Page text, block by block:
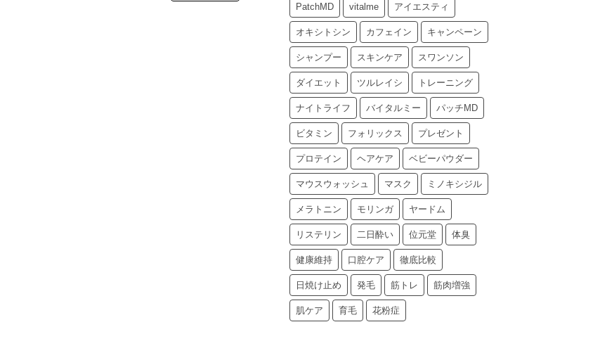
PatchMD vitalme アイエスティ
オキシトシン カフェイン キャンペーン
シャンプー スキンケア スワンソン
ダイエット ツルレイシ トレーニング
ナイトライフ バイタルミー パッチMD
ビタミン フォリックス プレゼント
プロテイン ヘアケア ベビーパウダー
マウスウォッシュ マスク ミノキシジル
メラトニン モリンガ ヤードム
リステリン 二日酔い 位元堂 体臭
健康維持 口腔ケア 徹底比較
日焼け止め 発毛 筋トレ 筋肉増強
肌ケア 育毛 花粉症